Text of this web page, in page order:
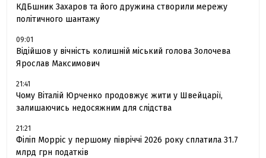
КДБшник Захаров та його дружина створили мережу
політичного шантажу
09:01
Відійшов у вічність колишній міський голова Золочева
Ярослав Максимович
21:41
Чому Віталій Юрченко продовжує жити у Швейцарії,
залишаючись недосяжним для слідства
21:21
Філіп Морріс у першому півріччі 2026 року сплатила 31.7
млрд грн податків